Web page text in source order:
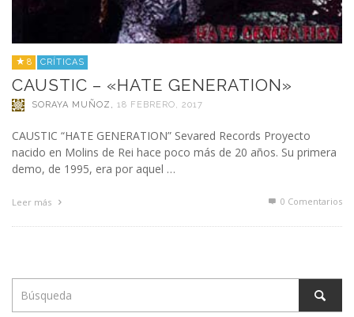
8 CRÍTICAS
CAUSTIC – «HATE GENERATION»
SORAYA MUÑOZ , 18 FEBRERO, 2017
CAUSTIC “HATE GENERATION” Sevared Records Proyecto
nacido en Molins de Rei hace poco más de 20 años. Su primera
demo, de 1995, era por aquel …
Leer más 0 Comentarios